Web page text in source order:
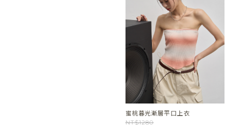
蜜桃暮光漸層平口上衣
NT$1280